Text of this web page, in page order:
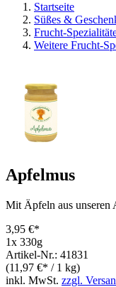
Startseite
Süßes &
Frucht-
Weitere Frucht-
Apfelmus
Mit Äpfeln aus unseren
3,95 €*
1x 330g
Artikel-Nr.: 41831
(11,97 €* / 1 kg)
inkl. MwSt. zzgl.